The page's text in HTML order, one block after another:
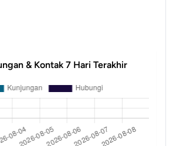
& Kontak 7 Hari Terakhir